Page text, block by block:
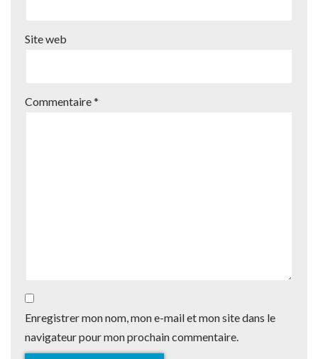
Site web
Commentaire*
Enregistrer mon nom, mon e-mail et mon site dans le
navigateur pour mon prochain commentaire.